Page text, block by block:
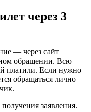
через 3
— через сайт
обращении. Всю
платили. Если нужно
обращаться лично —
заявления.